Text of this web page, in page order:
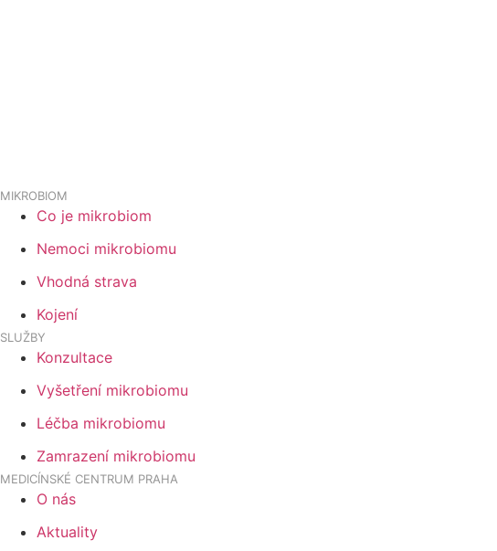
MIKROBIOM
Co je mikrobiom
Nemoci mikrobiomu
Vhodná strava
Kojení
SLUŽBY
Konzultace
Vyšetření mikrobiomu
Léčba mikrobiomu
Zamrazení mikrobiomu
MEDICÍNSKÉ CENTRUM PRAHA
O nás
Aktuality